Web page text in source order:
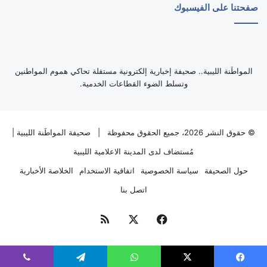
صفحتنا على الفيسبوك
‏المواطَنة الليبية.. صحيفة إخبارية إلكترونية مستقلة تحاكي هموم المواطنين
وتسلط الضوء القطاعات الخدمية.
© حقوق النشر 2026، جميع الحقوق محفوظة | صحيفة المواطَنة الليبية
مُستضاف لدى المدينة الاعلامية الليبية
حول الصحيفة
سياسة الخصوصية اتفاقية الاستخدام
الخلاصة الأخبارية
اتصل بنا
فيسبوك ملخص
الموقع